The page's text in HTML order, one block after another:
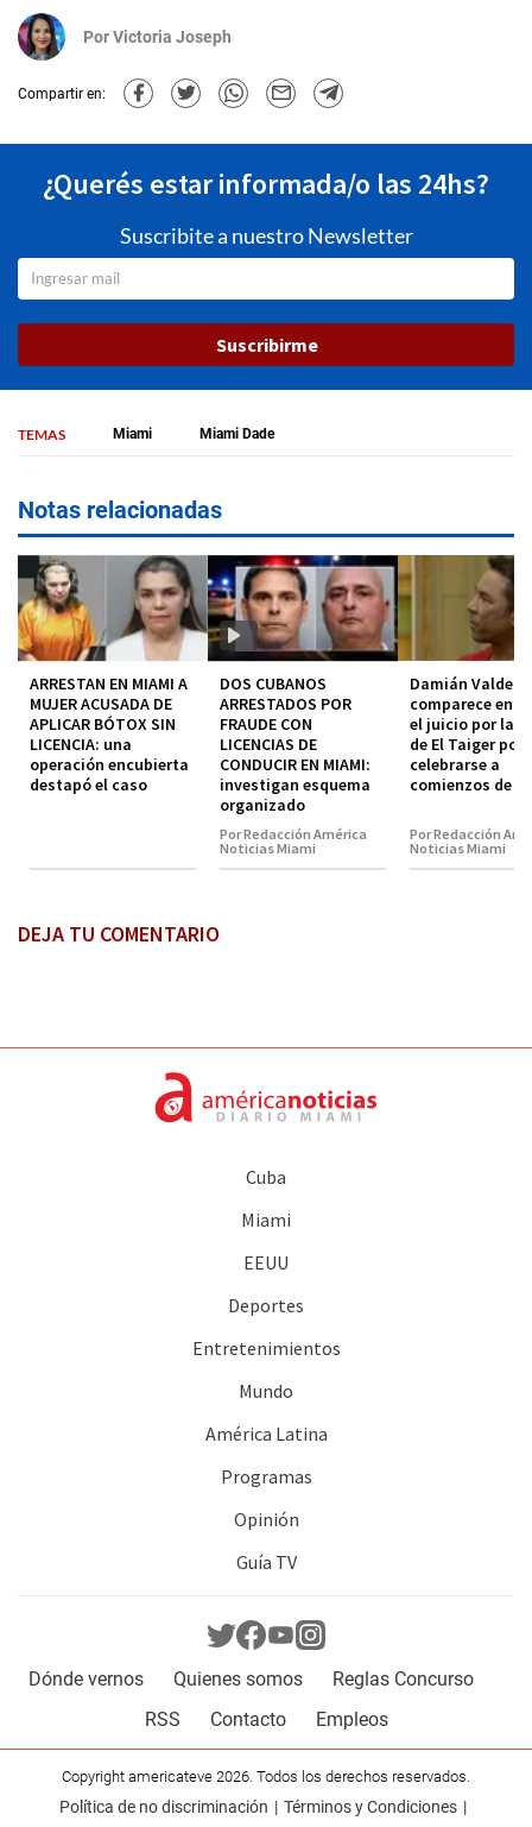
PorVictoria Joseph
Compartir en:
¿Querés estar informada/o las 24hs?
Suscribite a nuestro Newsletter
Suscribirme
TEMAS Miami Miami Dade
Notas relacionadas
ARRESTAN EN MIAMI A
MUJER ACUSADA DE
APLICAR BÓTOX SIN
LICENCIA: una
operación encubierta
destapó el caso
DOS CUBANOS
ARRESTADOS POR
FRAUDE CON
LICENCIAS DE
CONDUCIR EN MIAMI:
investigan esquema
organizado
Por Redacción América
Noticias Miami
Damián Valdez
comparece en
el juicio por la
de El Taiger
celebrarse a
comienzos de
Por Redacción
Noticias Miami
DEJA TU COMENTARIO
Cuba
Miami
EEUU
Deportes
Entretenimientos
Mundo
América Latina
Programas
Opinión
Guía TV
Dónde vernos Quienes somos
Reglas Concurso
RSS
Contacto Empleos
Copyright americateve 2026. Todos los derechos reservados.
Política de no discriminación Términos y Condiciones